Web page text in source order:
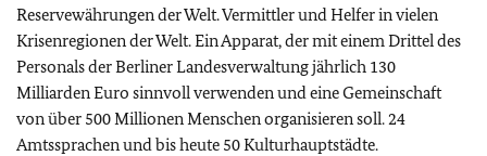
Reservewährungen der Welt. Vermittler und Helfer in vielen
Krisenregionen der Welt. Ein Apparat, der mit einem Drittel des
Personals der Berliner Landesverwaltung jährlich 130
Milliarden Euro sinnvoll verwenden und eine Gemeinschaft
von über 500 Millionen Menschen organisieren soll. 24
Amtssprachen und bis heute 50 Kulturhauptstädte.